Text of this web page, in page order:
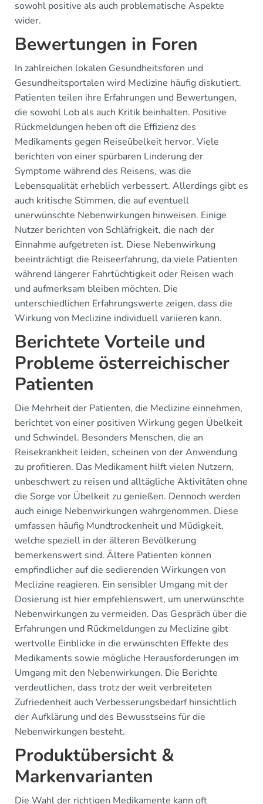
sowohl positive als auch problematische Aspekte
wider.
Bewertungen in Foren
In zahlreichen lokalen Gesundheitsforen und
Gesundheitsportalen wird Meclizine häufig diskutiert.
Patienten teilen ihre Erfahrungen und Bewertungen,
die sowohl Lob als auch Kritik beinhalten. Positive
Rückmeldungen heben oft die Effizienz des
Medikaments gegen Reiseübelkeit hervor. Viele
berichten von einer spürbaren Linderung der
Symptome während des Reisens, was die
Lebensqualität erheblich verbessert. Allerdings gibt es
auch kritische Stimmen, die auf eventuell
unerwünschte Nebenwirkungen hinweisen. Einige
Nutzer berichten von Schläfrigkeit, die nach der
Einnahme aufgetreten ist. Diese Nebenwirkung
beeinträchtigt die Reiseerfahrung, da viele Patienten
während längerer Fahrtüchtigkeit oder Reisen wach
und aufmerksam bleiben möchten. Die
unterschiedlichen Erfahrungswerte zeigen, dass die
Wirkung von Meclizine individuell variieren kann.
Berichtete Vorteile und
Probleme österreichischer
Patienten
Die Mehrheit der Patienten, die Meclizine einnehmen,
berichtet von einer positiven Wirkung gegen Übelkeit
und Schwindel. Besonders Menschen, die an
Reisekrankheit leiden, scheinen von der Anwendung
zu profitieren. Das Medikament hilft vielen Nutzern,
unbeschwert zu reisen und alltägliche Aktivitäten ohne
die Sorge vor Übelkeit zu genießen. Dennoch werden
auch einige Nebenwirkungen wahrgenommen. Diese
umfassen häufig Mundtrockenheit und Müdigkeit,
welche speziell in der älteren Bevölkerung
bemerkenswert sind. Ältere Patienten können
empfindlicher auf die sedierenden Wirkungen von
Meclizine reagieren. Ein sensibler Umgang mit der
Dosierung ist hier empfehlenswert, um unerwünschte
Nebenwirkungen zu vermeiden. Das Gespräch über die
Erfahrungen und Rückmeldungen zu Meclizine gibt
wertvolle Einblicke in die erwünschten Effekte des
Medikaments sowie mögliche Herausforderungen im
Umgang mit den Nebenwirkungen. Die Berichte
verdeutlichen, dass trotz der weit verbreiteten
Zufriedenheit auch Verbesserungsbedarf hinsichtlich
der Aufklärung und des Bewusstseins für die
Nebenwirkungen besteht.
Produktübersicht &
Markenvarianten
Die Wahl der richtigen Medikamente kann oft